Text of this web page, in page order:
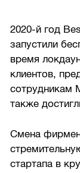
2020-й год
запустили
время
клиентов,
сотрудникам
также
Смена
стартапа в